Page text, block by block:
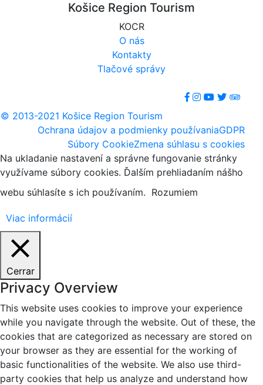
Košice Region Tourism
KOCR
O nás
Kontakty
Tlačové správy
© 2013-2021 Košice Region Tourism
Ochrana údajov a podmienky používaniaGDPR
Súbory CookieZmena súhlasu s cookies
Na ukladanie nastavení a správne fungovanie stránky
využívame súbory cookies. Ďalším prehliadaním nášho
webu súhlasíte s ich používaním. Rozumiem
Viac informácií
Cerrar
Privacy Overview
This website uses cookies to improve your experience
while you navigate through the website. Out of these, the
cookies that are categorized as necessary are stored on
your browser as they are essential for the working of
basic functionalities of the website. We also use third-
party cookies that help us analyze and understand how